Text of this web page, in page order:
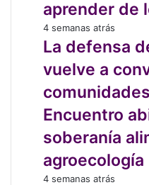
del
SAG
que
riego
con
una
manguera,
profe”:
aprender
de
los
brotes
aprender de
La
defensa
las
semillas
vuelve
a
convocar
a
las
comunidades
4 semanas atrás
La defensa
vuelve a
Encuentro
soberanía
agroecología
Organizaciones
4 semanas atrás